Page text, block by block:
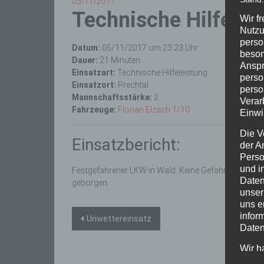
Technische
Datum: 05/11/2017 um 23:23 Uhr
Dauer: 21 Minuten
Einsatzart: Technische Hilfeleistung
Einsatzort: Prechtal
Mannschaftsstärke: 2
Fahrzeuge: Florian Elzach 1/10
Einsatzbericht:
Festgefahrener LKW in Wald. Keine Gefahr in
geborgen.
Beitragsnavigation
Unwettereinsatz
Wir
Die
der
und
uns
Wir